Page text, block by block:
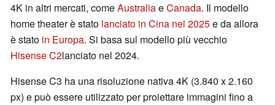
4K in altri mercati, comeAustraliaeCanada. Il modello
home theater è stato lanciato in Cina nel 2025e da allora
è stato in Europa. Si basa sul modello più vecchio
Hisense C2lanciato nel 2024.
Hisense C3 ha una risoluzione nativa 4K (3.840 x 2.160
px) e può essere utilizzato per proiettare immagini fino a